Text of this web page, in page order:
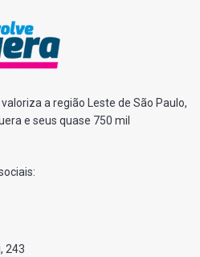
a região Leste de São Paulo,
e seus quase 750 mil
243